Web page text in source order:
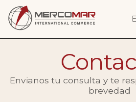
Envianos tu consulta y te
brevedad